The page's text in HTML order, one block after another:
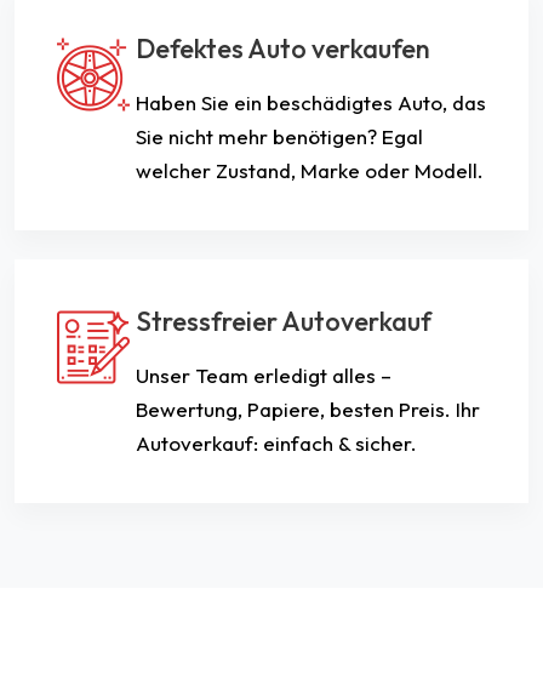
Defektes Auto verkaufen
Haben Sie ein beschädigtes Auto, das
Sie nicht mehr benötigen? Egal
welcher Zustand, Marke oder Modell.
Stressfreier Autoverkauf
Unser Team erledigt alles –
Bewertung, Papiere, besten Preis. Ihr
Autoverkauf: einfach & sicher.